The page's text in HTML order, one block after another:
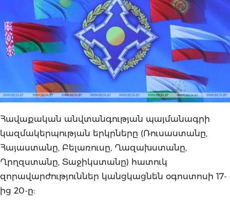
Հավաքական անվտանգության պայմանագրի
կազմակերպության երկրները (Ռուսաստանը,
Հայաստանը, Բելառուսը, Ղազախստանը,
Ղրղզստանը, Տաջիկստանը) հատուկ
զորավարժություններ կանցկացնեն օգոստոսի 17-
ից 20-ը: